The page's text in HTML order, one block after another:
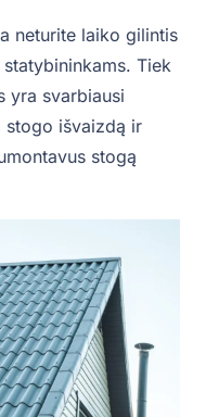
neturite laiko gilintis
Tiek
yra svarbiausi
stogo išvaizdą ir
stogą